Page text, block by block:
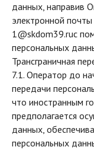
данных, направив
электронной
1@skdom39.ruс
персональных
Трансграничная
7.1. Оператор до
передачи
что иностранным
предполагается
данных,
персональных